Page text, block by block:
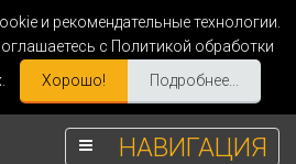
и рекомендательные технологии.
с Политикой обработки
Хорошо! Подробнее...
НАВИГАЦИЯ